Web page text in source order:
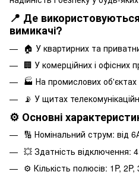
📍 Де
вимикачі?
🏠 У квартирних та
🏢 У комерційних і офісних
🏭 На промислових об'єктах
📡 У щитах
⚙️ Основні
🔢 Номінальний струм: від
💥 Здатність відключення:
⚙️ Кількість полюсів: 1P, 2P,